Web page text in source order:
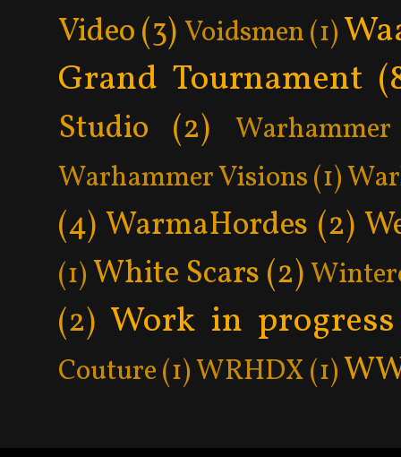
Video(3) Voidsmen(1)
Grand Tournament
Studio (2)
Warhammer Visions(1)
(4) WarmaHordes (2)
(1)White Scars (2)
(2) Work in progress
Couture(1)WRHDX(1)